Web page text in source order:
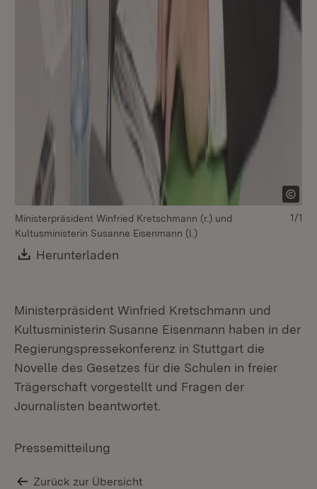
Ministerpräsident Winfried Kretschmann (r.) und
Kultusministerin Susanne Eisenmann (l.)
Download:
Herunterladen
1/1
Ministerpräsident Winfried Kretschmann und
Kultusministerin Susanne Eisenmann haben in der
Regierungspressekonferenz in Stuttgart die
Novelle des Gesetzes für die Schulen in freier
Trägerschaft vorgestellt und Fragen der
Journalisten beantwortet.
Pressemitteilung
Zurück zur Übersicht